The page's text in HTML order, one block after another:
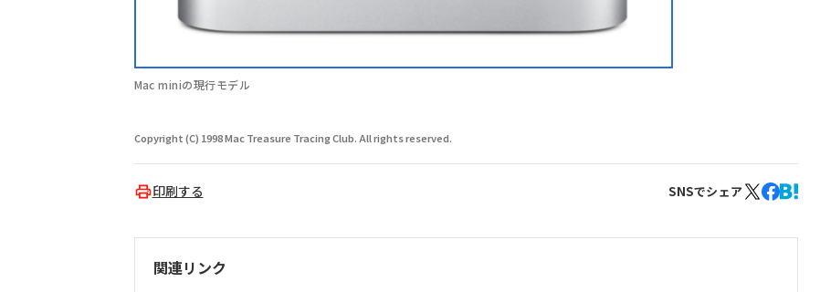
Mac miniの現行モデル
Copyright (C) 1998 Mac Treasure Tracing Club. All rights reserved.
印刷する SNSでシェア
関連リンク